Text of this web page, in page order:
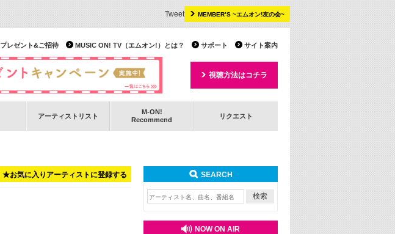
MEMBER’S ~エムオン!友の会~
Tweet
サイト案内
サポート
MUSIC ON! TV（エムオン!）とは？
プレゼント&ご招待
視聴方法はコチラ
アーティストリスト
M-ON!
Recommend
リクエスト
★お気に入りアーティストに登録する SEARCH
NOW ON AIR